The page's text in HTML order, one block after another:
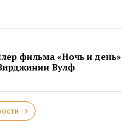
фильма «Ночь и день»
Вулф